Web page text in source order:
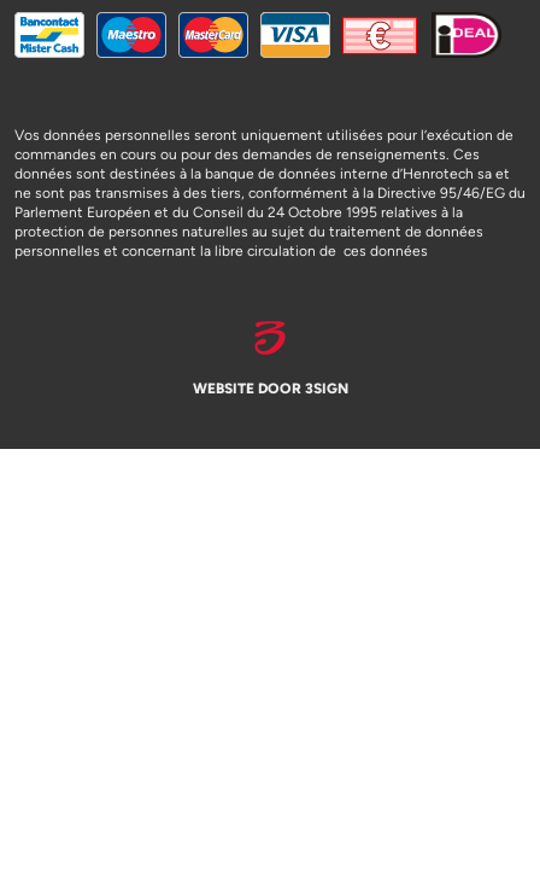
Vos données personnelles seront uniquement utilisées pour l’exécution de
commandes en cours ou pour des demandes de renseignements. Ces
données sont destinées à la banque de données interne d’Henrotech sa et
ne sont pas transmises à des tiers, conformément à la Directive 95/46/EG du
Parlement Européen et du Conseil du 24 Octobre 1995 relatives à la
protection de personnes naturelles au sujet du traitement de données
personnelles et concernant la libre circulation de ces données
WEBSITE DOOR 3SIGN